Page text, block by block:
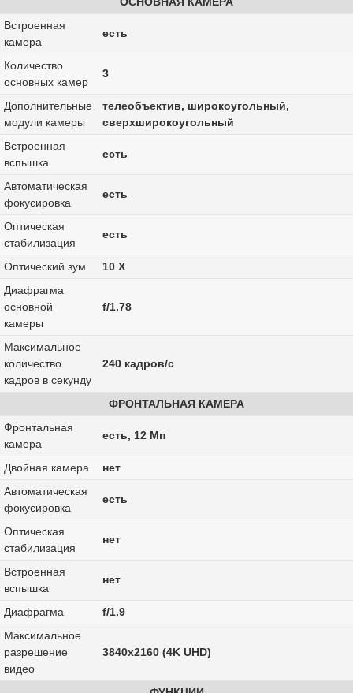
Встроенная
камера
есть
Количество
основных камер
3
Дополнительные
модули камеры
телеобъектив, широкоугольный,
сверхширокоугольный
Встроенная
вспышка
есть
Автоматическая
фокусировка
есть
Оптическая
стабилизация
есть
Оптический зум
10 Х
Диафрагма
основной
камеры
f/1.78
Максимальное
количество
кадров в секунду
240 кадров/с
ФРОНТАЛЬНАЯ КАМЕРА
Фронтальная
камера
есть, 12 Мп
Двойная камера
нет
Автоматическая
фокусировка
есть
Оптическая
стабилизация
нет
Встроенная
вспышка
нет
Диафрагма
f/1.9
Максимальное
разрешение
видео
3840x2160 (4K UHD)